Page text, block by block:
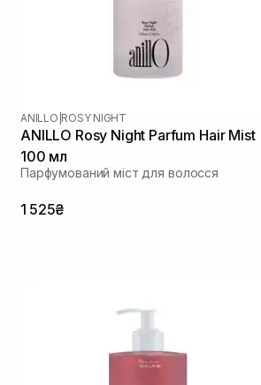
ANILLO ROSY NIGHT
ANILLO Rosy Night Parfum Hair Mist
100 мл
Парфумований міст для волосся
1 525₴